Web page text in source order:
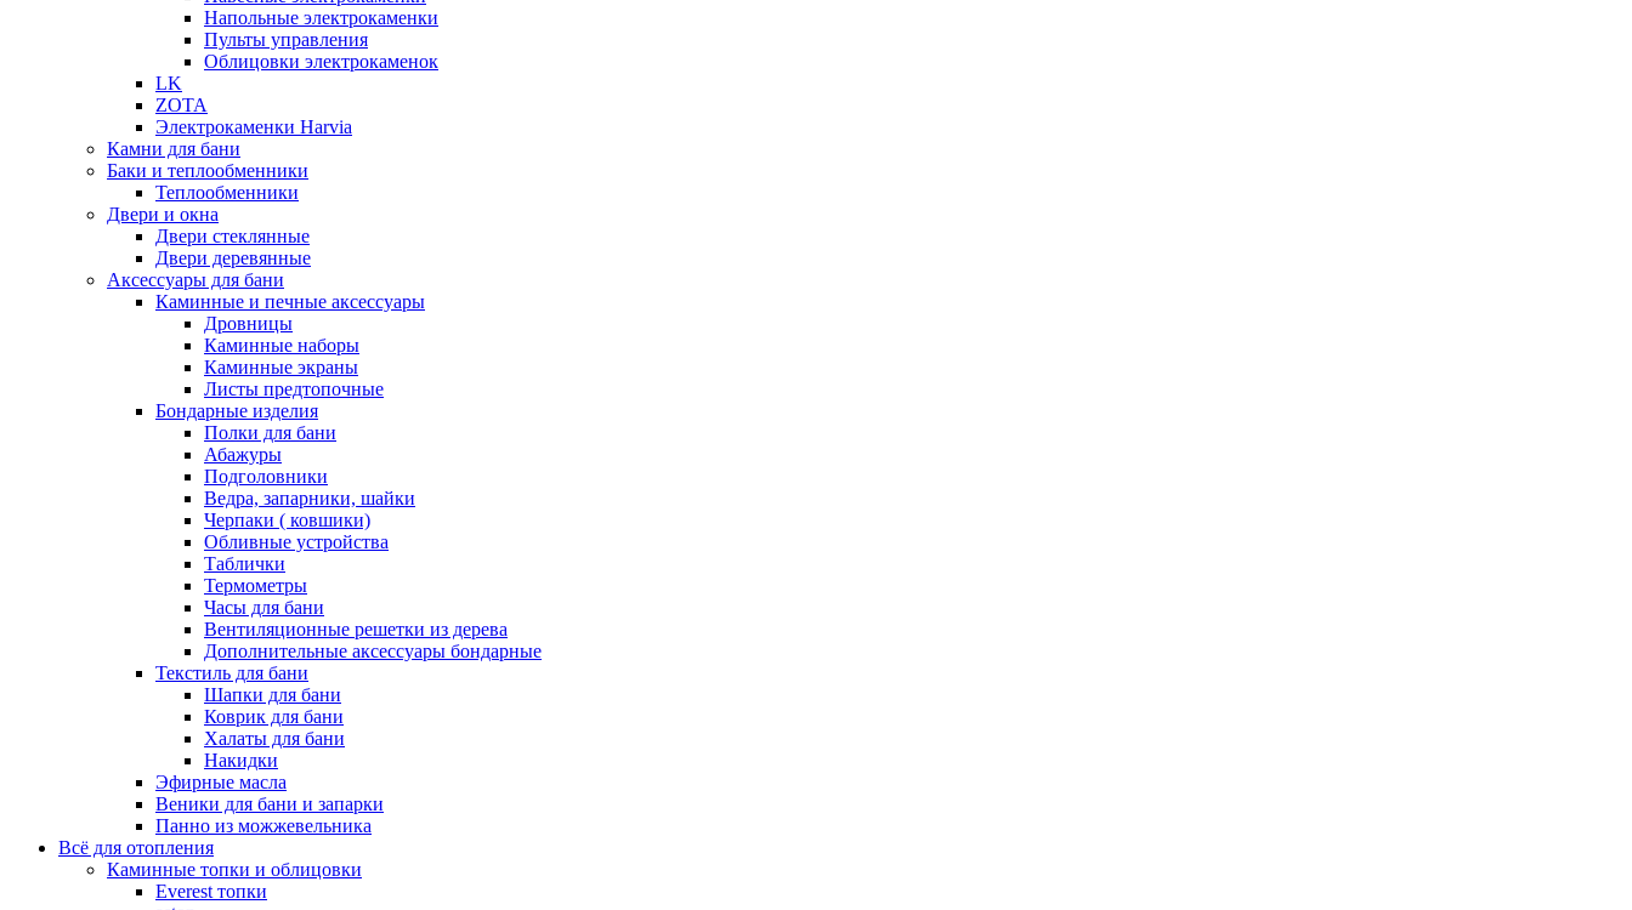
Напольные электрокаменки
Пульты управления
Облицовки электрокаменок
LK
ZOTA
Электрокаменки Harvia
Камни для бани
Баки и теплообменники
Теплообменники
Двери и окна
Двери стеклянные
Двери деревянные
Аксессуары для бани
Каминные и печные аксессуары
Дровницы
Каминные наборы
Каминные экраны
Листы предтопочные
Бондарные изделия
Полки для бани
Абажуры
Подголовники
Ведра, запарники, шайки
Черпаки ( ковшики)
Обливные устройства
Таблички
Термометры
Часы для бани
Вентиляционные решетки из дерева
Дополнительные аксессуары бондарные
Текстиль для бани
Шапки для бани
Коврик для бани
Халаты для бани
Накидки
Эфирные масла
Веники для бани и запарки
Панно из можжевельника
Всё для отопления
Каминные топки и облицовки
Everest топки